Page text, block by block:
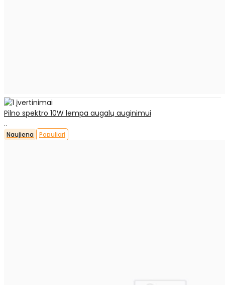
Pilno spektro 10W lempa augalų auginimui
..
Naujiena Populiari